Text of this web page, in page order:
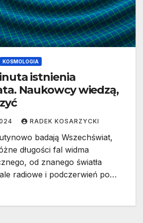
KOSMOLOGIA
istnienia
Naukowcy wiedzą,
RADEK KOSARZYCKI
badają Wszechświat,
długości fal widma
od znanego światła
radiowe i podczerwień po…